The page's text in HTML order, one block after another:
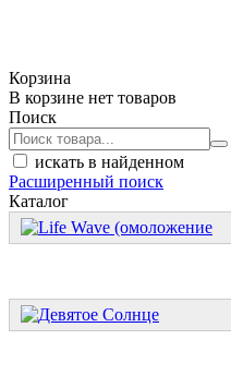
Корзина
В корзине нет товаров
Поиск
искать в найденном
Расширенный поиск
Каталог